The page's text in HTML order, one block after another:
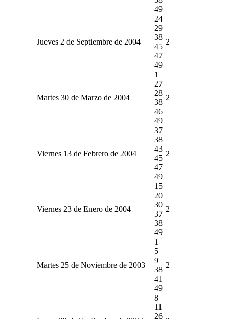
49
Jueves 2 de Septiembre de 2004
24
29
38
45
47
49
2
Martes 30 de Marzo de 2004
1
27
28
38
46
49
2
Viernes 13 de Febrero de 2004
37
38
43
45
47
49
2
Viernes 23 de Enero de 2004
15
20
30
37
38
49
2
Martes 25 de Noviembre de 2003
1
5
9
38
41
49
2
8
11
26